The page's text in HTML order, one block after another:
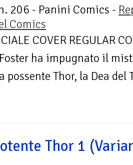
206 - Panini Comics -
Comics
COVER REGULAR
ha impugnato il
Thor, la Dea del
Thor 1